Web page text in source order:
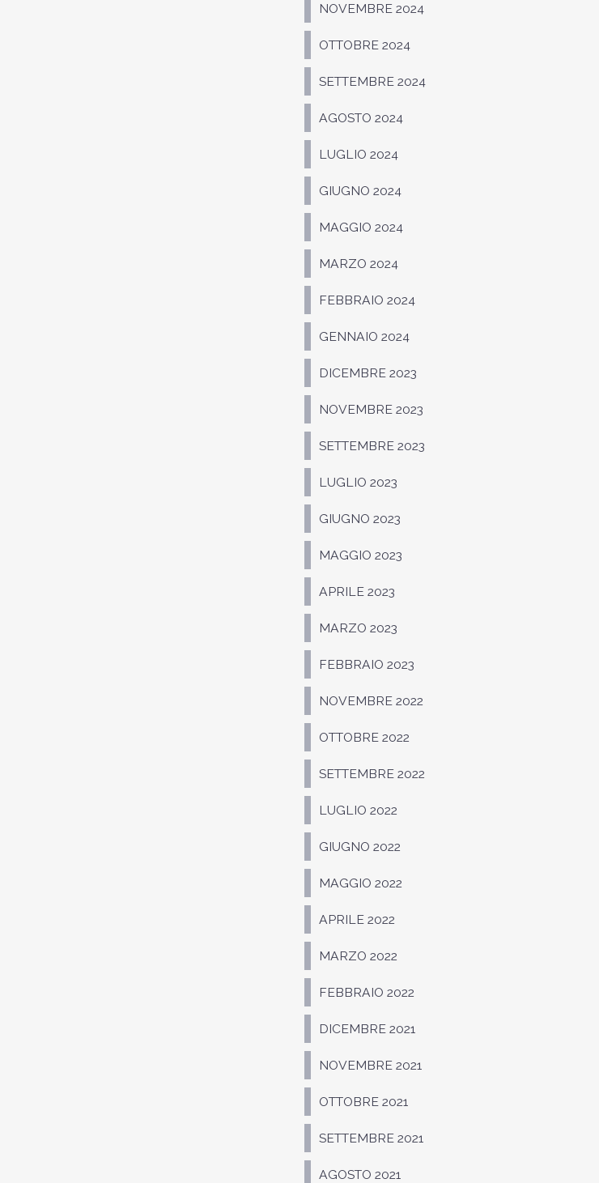
NOVEMBRE 2024
OTTOBRE 2024
SETTEMBRE 2024
AGOSTO 2024
LUGLIO 2024
GIUGNO 2024
MAGGIO 2024
MARZO 2024
FEBBRAIO 2024
GENNAIO 2024
DICEMBRE 2023
NOVEMBRE 2023
SETTEMBRE 2023
LUGLIO 2023
GIUGNO 2023
MAGGIO 2023
APRILE 2023
MARZO 2023
FEBBRAIO 2023
NOVEMBRE 2022
OTTOBRE 2022
SETTEMBRE 2022
LUGLIO 2022
GIUGNO 2022
MAGGIO 2022
APRILE 2022
MARZO 2022
FEBBRAIO 2022
DICEMBRE 2021
NOVEMBRE 2021
OTTOBRE 2021
SETTEMBRE 2021
AGOSTO 2021